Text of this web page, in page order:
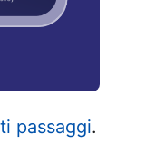
passaggi.